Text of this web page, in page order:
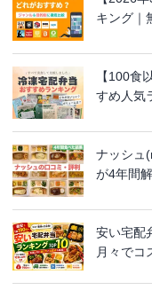
キング｜
【100食
すめ人気
ナッシュ
が4年間
安い宅配
月々でコ